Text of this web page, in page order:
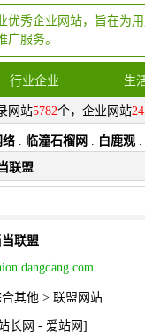
优秀企业网站，旨在为
广服务。
行业企业 生
网站5782个，企业网站
络 . 临潼石榴网 . 白鹿观 .
联盟
当联盟
其他 > 联盟网站
长网 - 爱站网 ]